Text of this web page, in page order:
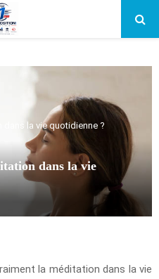
dans la vie quotidienne ?
dans la vie
la méditation dans la vie